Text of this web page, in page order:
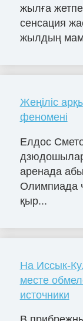
жылға
сенсация
жылдың
Жеңіліс
феномені
Елдос
аренада
Олимпиада
қыр...
На Иссык-
месте
источники